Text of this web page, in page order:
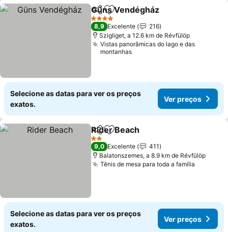
PartilharAdicionar aos favoritos
Güns Vendégház
4 Estrelas
8,9 Excelente
216
Szigliget, a 12.6 km de Révfülöp
Vistas panorâmicas do lago e das
montanhas
Selecione as datas para ver os preços
exatos.
Ver preços
PartilharAdicionar aos favoritos
Rider Beach
2 Estrelas
9,0 Excelente
411
Balatonszemes, a 8.9 km de Révfülöp
Tênis de mesa para toda a família
Selecione as datas para ver os preços
exatos.
Ver preços